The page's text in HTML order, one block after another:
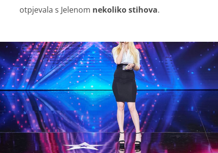
otpjevala s Jelenom nekoliko stihova.